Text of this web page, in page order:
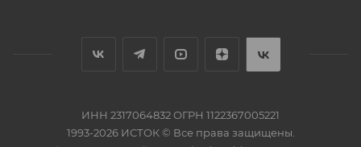
ИНН 2317064832 ОГРН 1122367005221
1993-2026 ИСТОК © Все права защищены.